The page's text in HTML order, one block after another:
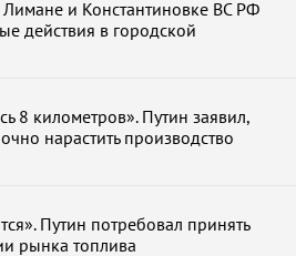
и Константиновке ВС РФ
действия в городской
8 километров». Путин заявил,
нарастить производство
Путин потребовал принять
рынка топлива